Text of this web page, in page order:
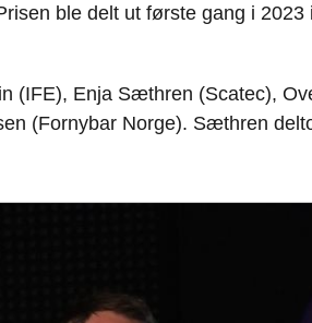
ble delt ut første gang i 2023
(IFE), Enja Sæthren (Scatec),
(Fornybar Norge). Sæthren